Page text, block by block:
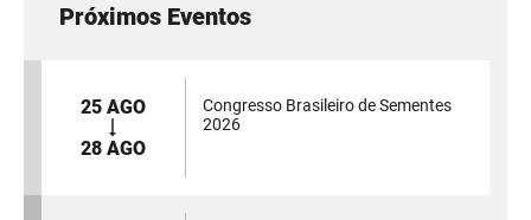
Próximos Eventos
25 AGO
28 AGO
Congresso Brasileiro de Sementes
2026